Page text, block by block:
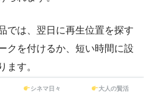
では、翌日に再生位置を探す
クを付けるか、短い時間に設
ます。
シネマ日々 大人の賢活